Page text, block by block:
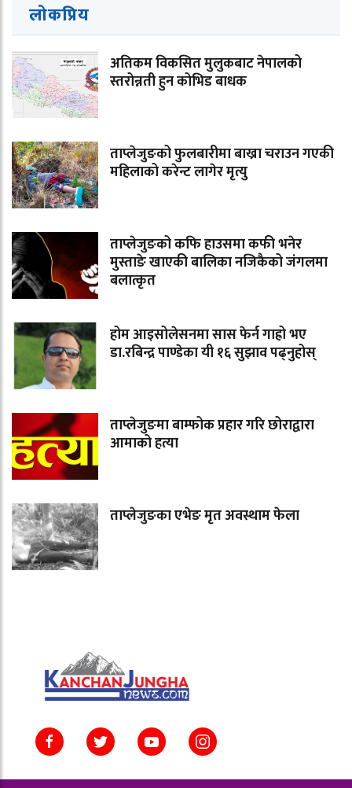
लोकप्रिय
अतिकम विकसित मुलुकबाट नेपालको
स्तरोन्नती हुन कोभिड बाधक
ताप्लेजुङको फुलबारीमा बाख्रा चराउन गएकी
महिलाको करेन्ट लागेर मृत्यु
ताप्लेजुङको कफि हाउसमा कफी भनेर
मुस्ताङे खाएकी बालिका नजिकैको जंगलमा
बलात्कृत
होम आइसोलेसनमा सास फेर्न गाह्रो भए
डा.रबिन्द्र पाण्डेका यी १६ सुझाव पढ्नुहोस्
ताप्लेजुङमा बाम्फोक प्रहार गरि छोराद्वारा
आमाको हत्या
ताप्लेजुङका एभेङ मृत अवस्थाम फेला